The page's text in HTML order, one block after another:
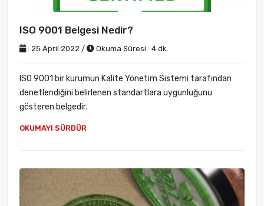
ISO 9001 Belgesi Nedir?
: 25 April 2022 / Okuma Süresi : 4 dk.
ISO 9001 bir kurumun Kalite Yönetim Sistemi tarafından
denetlendiğini belirlenen standartlara uygunluğunu
gösteren belgedir.
OKUMAYI SÜRDÜR